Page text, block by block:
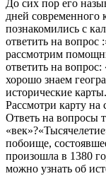
До сих пор его
дней современного
познакомились с
ответить на вопрос
рассмотрим
ответить на
хорошо знаем
исторические
Рассмотри карту на
Ответь на вопросы
побоище,
произошла в 1380
можно узнать об